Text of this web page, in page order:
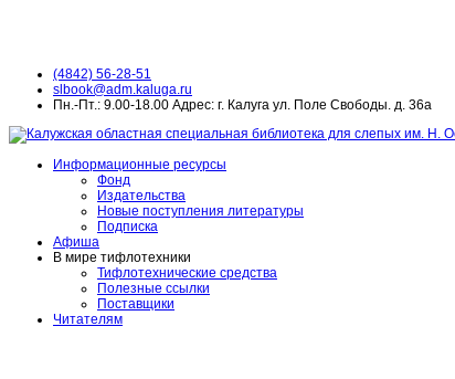
(4842) 56-28-51
slbook@adm.kaluga.ru
Пн.-Пт.: 9.00-18.00 Адрес: г. Калуга ул. Поле Свободы. д. 36а
Информационные ресурсы
Фонд
Издательства
Новые поступления литературы
Подписка
Афиша
В мире тифлотехники
Тифлотехнические средства
Полезные ссылки
Поставщики
Читателям